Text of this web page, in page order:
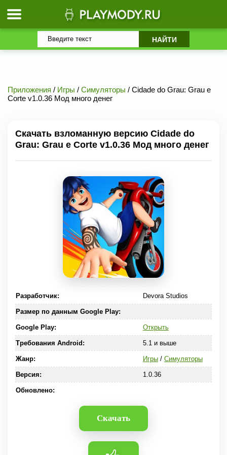
Приложения / Игры / Симуляторы / Cidade do Grau: Grau e
Corte v1.0.36 Мод много денег
Скачать взломанную версию Cidade do
Grau: Grau e Corte v1.0.36 Мод много денег
Разработчик: Devora Studios
Размер по данным Google Play:
Google Play: Открыть
Требования Android: 5.1 и выше
Жанр: Игры/ Симуляторы
Версия: 1.0.36
Обновлено:
Скачать